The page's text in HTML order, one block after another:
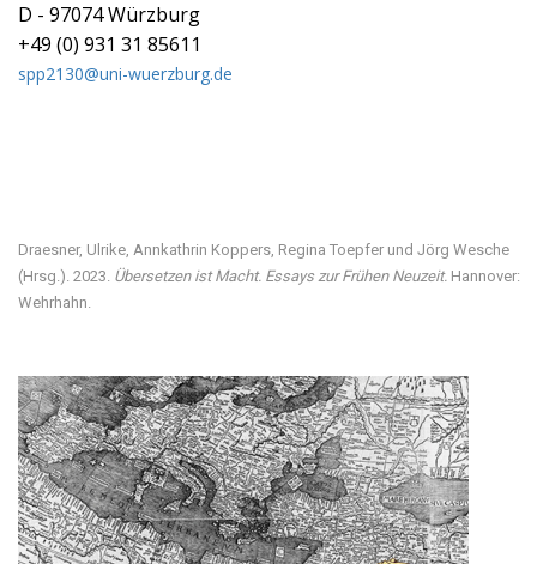
D - 97074 Würzburg
+49 (0) 931 31 85611
spp2130@uni-wuerzburg.de
Draesner, Ulrike, Annkathrin Koppers, Regina Toepfer und Jörg Wesche
(Hrsg.). 2023. Übersetzen ist Macht. Essays zur Frühen Neuzeit. Hannover:
Wehrhahn.